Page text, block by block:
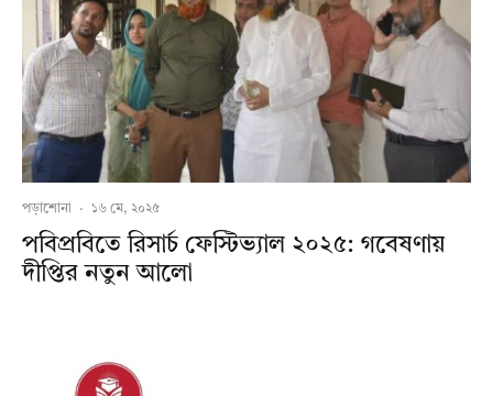
পড়াশোনা · ১৬ মে, ২০২৫
পবিপ্রবিতে রিসার্চ ফেস্টিভ্যাল ২০২৫: গবেষণায়
দীপ্তির নতুন আলো